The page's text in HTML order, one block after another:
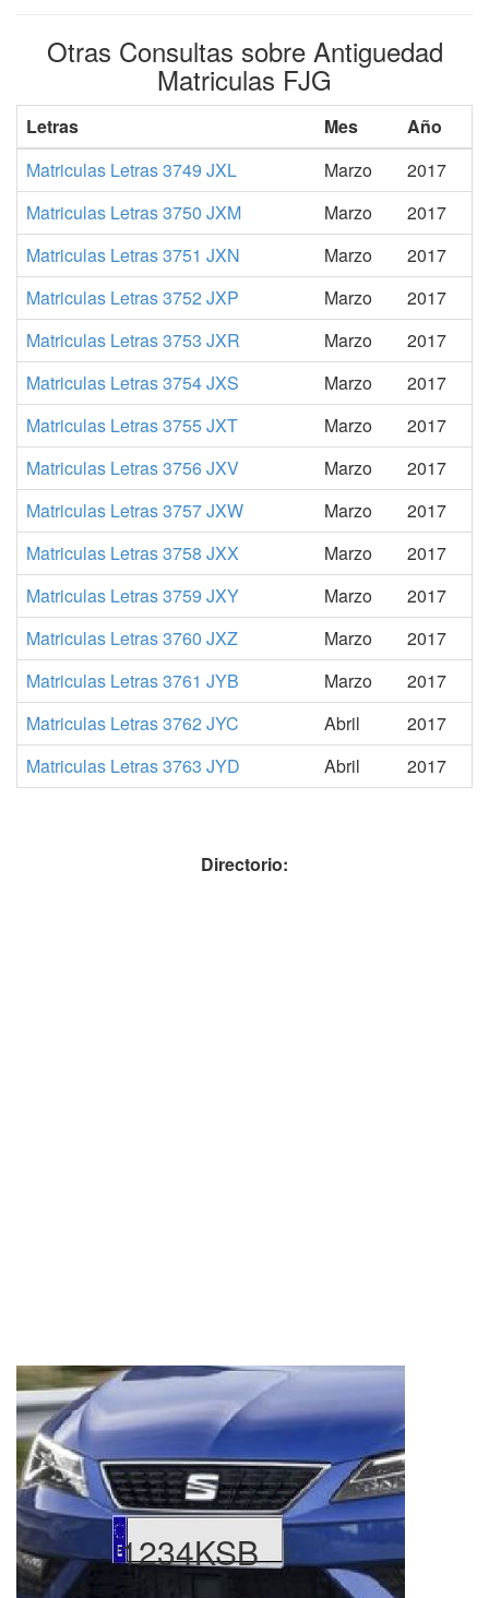
Otras Consultas sobre Antiguedad
Matriculas FJG
Letras Mes
Año
Matriculas Letras 3749 JXL
Marzo
2017
Matriculas Letras 3750 JXM
Marzo
2017
Matriculas Letras 3751 JXN
Marzo
2017
Matriculas Letras 3752 JXP
Marzo
2017
Matriculas Letras 3753 JXR
Marzo
2017
Matriculas Letras 3754 JXS
Marzo
2017
Matriculas Letras 3755 JXT
Marzo
2017
Matriculas Letras 3756 JXV
Marzo
2017
Matriculas Letras 3757 JXW
Marzo
2017
Matriculas Letras 3758 JXX
Marzo
2017
Matriculas Letras 3759 JXY
Marzo
2017
Matriculas Letras 3760 JXZ
Marzo
2017
Matriculas Letras 3761 JYB
Marzo
2017
Matriculas Letras 3762 JYC
Abril
2017
Matriculas Letras 3763 JYD
Abril 2017
Directorio:
1234KSB